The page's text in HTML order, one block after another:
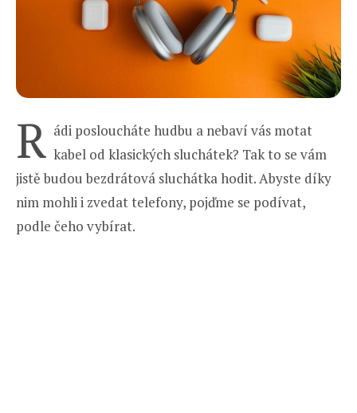
R ádi posloucháte hudbu a nebaví vás motat
kabel od klasických sluchátek? Tak to se vám
jistě budou bezdrátová sluchátka hodit. Abyste díky
nim mohli i zvedat telefony, pojďme se podívat,
podle čeho vybírat.